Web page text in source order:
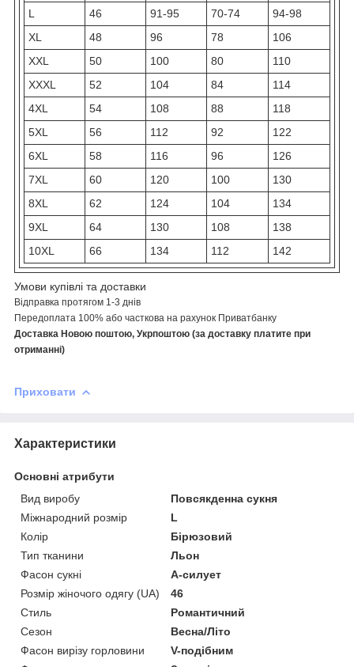
L
46 91-95 70-74
94-98
XL
48 96 78
106
XXL
50 100 80
110
XXXL
52 104 84
114
4XL
54 108 88
118
5XL
56 112 92
122
6XL
58 116 96
126
7XL
60 120 100
130
8XL
62 124 104
134
9XL
64 130 108
138
10XL
66 134 112 142
Умови купівлі та доставки
Відправка протягом 1-3 днів
Передоплата 100% або часткова на рахунок Приватбанку
Доставка Новою поштою, Укрпоштою (за доставку платите при
отриманні)
Приховати
Характеристики
Основні атрибути
Вид виробу
Повсякденна сукня
Міжнародний розмір
L
Колір
Бірюзовий
Тип тканини
Льон
Фасон сукні
А-силует
Розмір жіночого одягу (UA)
46
Стиль
Романтичний
Сезон
Весна/Літо
Фасон вирізу горловини
V-подібним